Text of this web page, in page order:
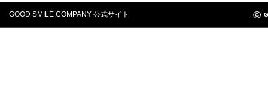
GOOD SMILE COMPANY 公式サイト ©